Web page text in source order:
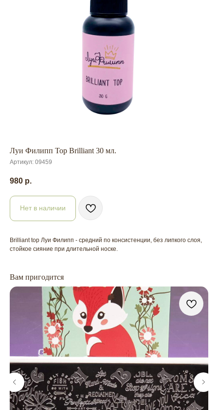
Луи Филипп Top Brilliant 30 мл.
Артикул: 09459
980 р.
Нет в наличии
Brilliant top Луи Филипп - средний по консистенции, без липкого слоя,
стойкое сияние при длительной носке.
Вам пригодится